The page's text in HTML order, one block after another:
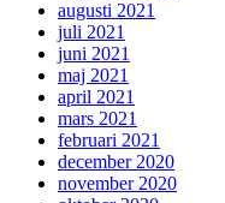
augusti 2021
juli 2021
juni 2021
maj 2021
april 2021
mars 2021
februari 2021
december 2020
november 2020